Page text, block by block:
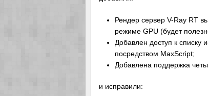
Рендер сервер V-Ray RT
режиме GPU (будет
Добавлен доступ к списку
посредством MaxScript;
Добавлена поддержка
и исправили: